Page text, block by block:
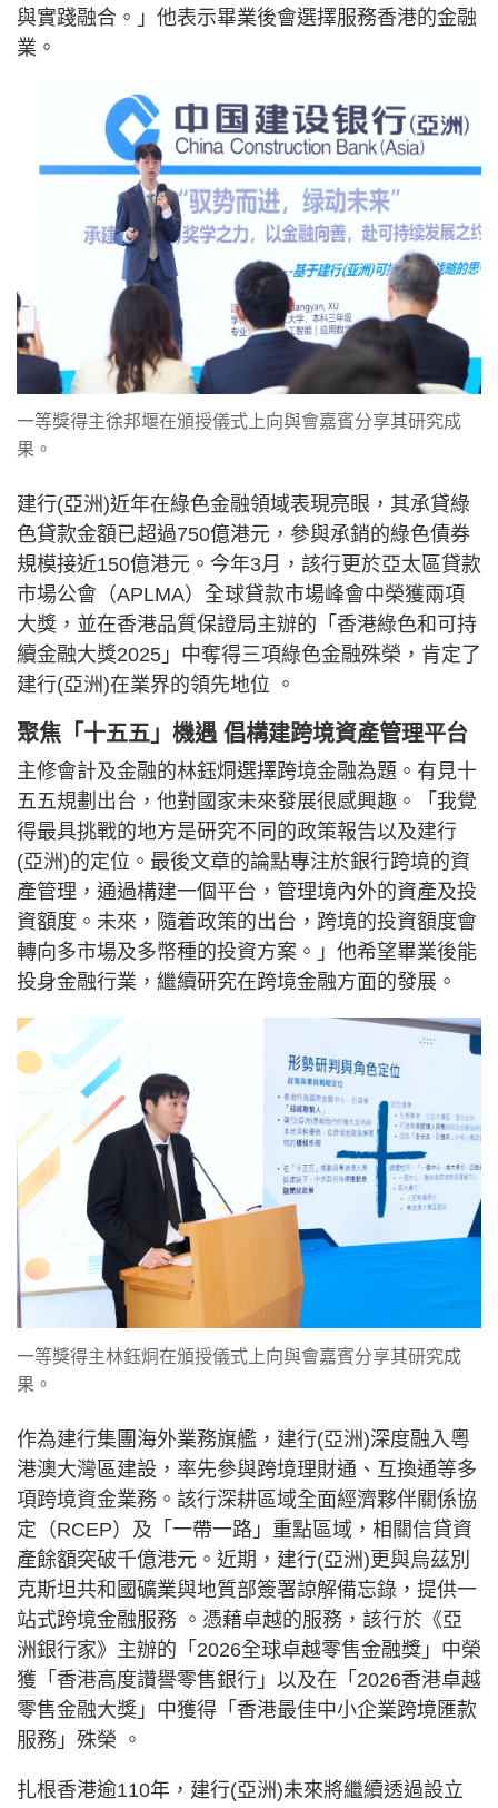
與實踐融合。」他表示畢業後會選擇服務香港的金融
業。
一等獎得主徐邦堰在頒授儀式上向與會嘉賓分享其研究成
果。
建行(亞洲)近年在綠色金融領域表現亮眼，其承貸綠
色貸款金額已超過750億港元，參與承銷的綠色債券
規模接近150億港元。今年3月，該行更於亞太區貸款
市場公會（APLMA）全球貸款市場峰會中榮獲兩項
大獎，並在香港品質保證局主辦的「香港綠色和可持
續金融大獎2025」中奪得三項綠色金融殊榮，肯定了
建行(亞洲)在業界的領先地位 。
聚焦「十五五」機遇 倡構建跨境資產管理平台
主修會計及金融的林鈺烔選擇跨境金融為題。有見十
五五規劃出台，他對國家未來發展很感興趣。「我覺
得最具挑戰的地方是研究不同的政策報告以及建行
(亞洲)的定位。最後文章的論點專注於銀行跨境的資
產管理，通過構建一個平台，管理境內外的資產及投
資額度。未來，隨着政策的出台，跨境的投資額度會
轉向多市場及多幣種的投資方案。」他希望畢業後能
投身金融行業，繼續研究在跨境金融方面的發展。
一等獎得主林鈺烔在頒授儀式上向與會嘉賓分享其研究成
果。
作為建行集團海外業務旗艦，建行(亞洲)深度融入粵
港澳大灣區建設，率先參與跨境理財通、互換通等多
項跨境資金業務。該行深耕區域全面經濟夥伴關係協
定（RCEP）及「一帶一路」重點區域，相關信貸資
產餘額突破千億港元。近期，建行(亞洲)更與烏茲別
克斯坦共和國礦業與地質部簽署諒解備忘錄，提供一
站式跨境金融服務 。憑藉卓越的服務，該行於《亞
洲銀行家》主辦的「2026全球卓越零售金融獎」中榮
獲「香港高度讚譽零售銀行」以及在「2026香港卓越
零售金融大獎」中獲得「香港最佳中小企業跨境匯款
服務」殊榮 。
扎根香港逾110年，建行(亞洲)未來將繼續透過設立